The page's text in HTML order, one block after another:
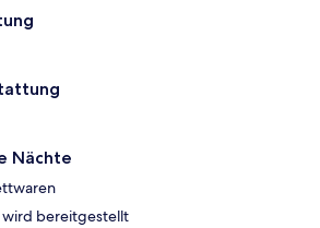
Nächte
wird bereitgestellt